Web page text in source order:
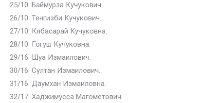
25/10. Баймурза Кучукович.
26/10. Тенгизби Кучукович.
27/10. Кябасарай Кучуковна.
28/10. Гогуш Кучуковна.
29/16. Шуа Измаилович.
30/16. Султан Измаилович.
31/16. Даумхан Измаиловна.
32/17. Хаджимусса Магометович.